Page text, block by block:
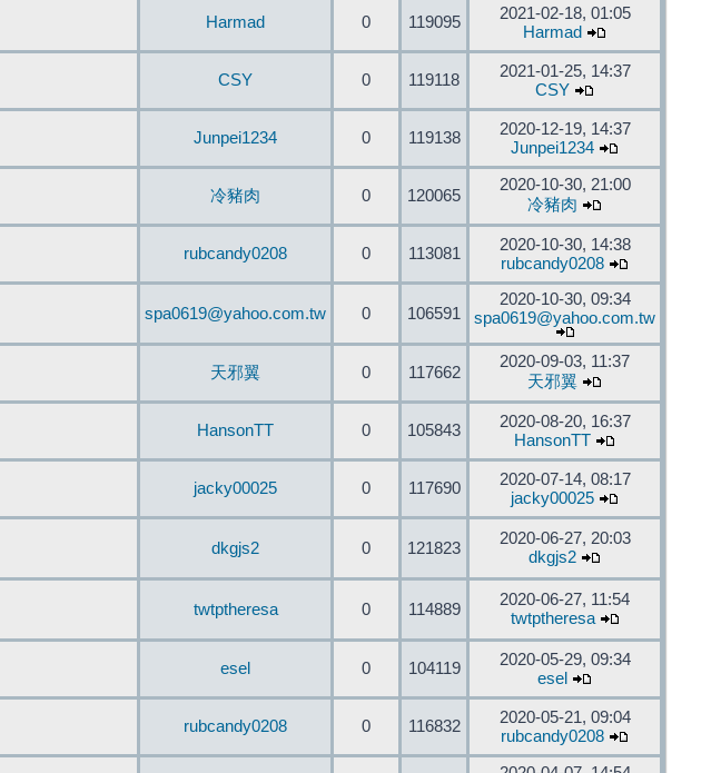
Harmad 0 119095
2021-02-18, 01:05
Harmad
CSY 0 119118
2021-01-25, 14:37
CSY
Junpei1234 0 119138
2020-12-19, 14:37
Junpei1234
冷豬肉 0 120065
2020-10-30, 21:00
冷豬肉
rubcandy0208 0 113081
2020-10-30, 14:38
rubcandy0208
spa0619@yahoo.com.tw 0 106591
2020-10-30, 09:34
spa0619@yahoo.com.tw
天邪翼 0 117662
2020-09-03, 11:37
天邪翼
HansonTT 0 105843
2020-08-20, 16:37
HansonTT
jacky00025 0 117690
2020-07-14, 08:17
jacky00025
dkgjs2 0 121823
2020-06-27, 20:03
dkgjs2
twtptheresa 0 114889
2020-06-27, 11:54
twtptheresa
esel 0 104119
2020-05-29, 09:34
esel
rubcandy0208 0 116832
2020-05-21, 09:04
rubcandy0208